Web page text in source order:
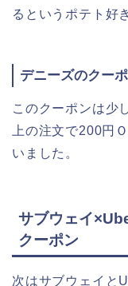
るというポテト好
デニーズのクー
このクーポンは少
上の注文で200円
いました。
サブウェイ
クーポン
次はサブウェイと